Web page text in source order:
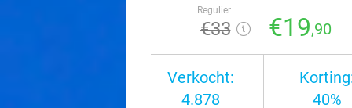
Regulier
€33 €19,90
Verkocht:
4.878
40%